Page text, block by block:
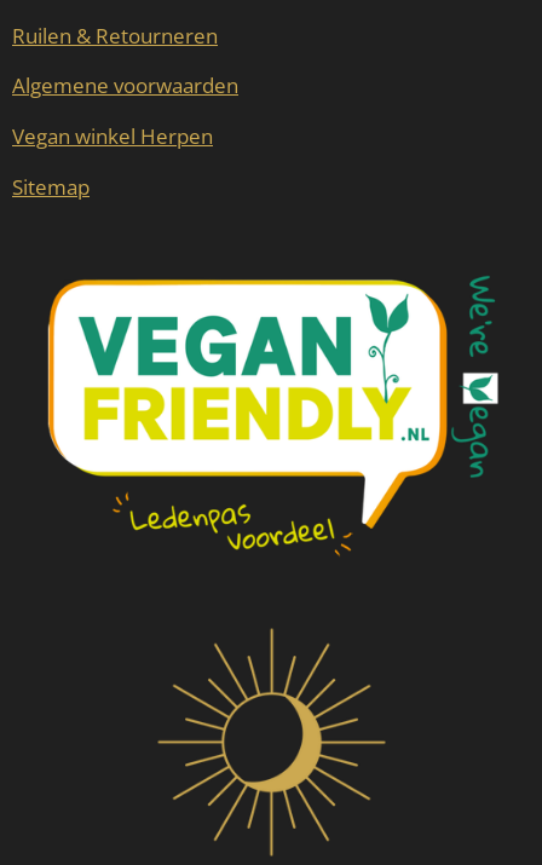
Ruilen & Retourneren
Algemene voorwaarden
Vegan winkel Herpen
Sitemap